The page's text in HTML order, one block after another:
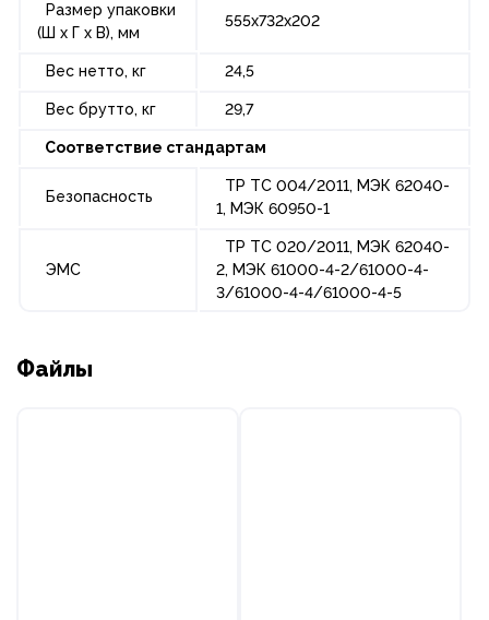
Размер упаковки
(Ш х Г х В), мм
555x732x202
Вес нетто, кг 24,5
Вес брутто, кг 29,7
Соответствие стандартам
Безопасность
ТР ТС 004/2011, МЭК 62040-
1, МЭК 60950-1
ЭМС
ТР ТС 020/2011, МЭК 62040-
2, МЭК 61000-4-2/61000-4-
3/61000-4-4/61000-4-5
Файлы